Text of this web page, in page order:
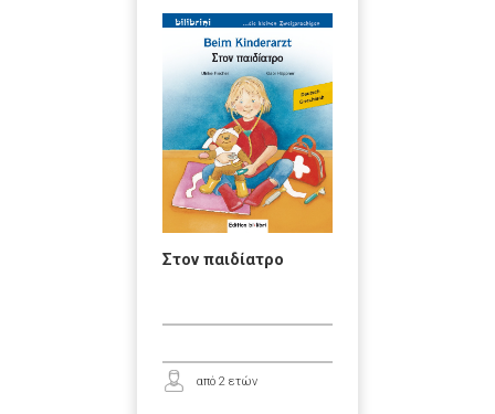
Στον παιδίατρο
από 2 ετών